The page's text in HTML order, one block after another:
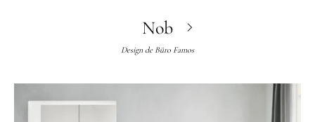
Nob
Design de Büro Famos